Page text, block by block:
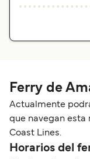
Ferry de
Actualmente
que navegan esta
Coast Lines.
Horarios del